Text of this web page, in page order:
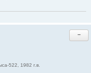
522, 1982 г.в.
−